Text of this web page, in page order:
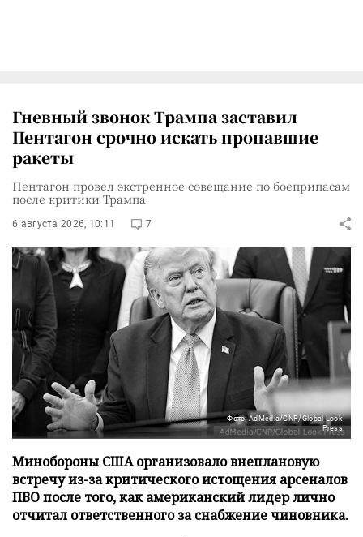
Гневный звонок Трампа заставил
Пентагон срочно искать пропавшие
ракеты
Пентагон провел экстренное совещание по боеприпасам
после критики Трампа
6 августа 2026, 10:11 7
Фото: AdMedia/CNP/Global Look
Press
Минобороны США организовало внеплановую
встречу из-за критического истощения арсеналов
ПВО после того, как американский лидер лично
отчитал ответственного за снабжение чиновника.